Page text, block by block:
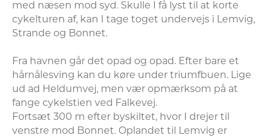
med næsen mod syd. Skulle I få lyst til at korte
cykelturen af, kan I tage toget undervejs i Lemvig,
Strande og Bonnet.
Fra havnen går det opad og opad. Efter bare et
hårnålesving kan du køre under triumfbuen. Lige
ud ad Heldumvej, men vær opmærksom på at
fange cykelstien ved Falkevej.
Fortsæt 300 m efter byskiltet, hvor I drejer til
venstre mod Bonnet. Oplandet til Lemvig er